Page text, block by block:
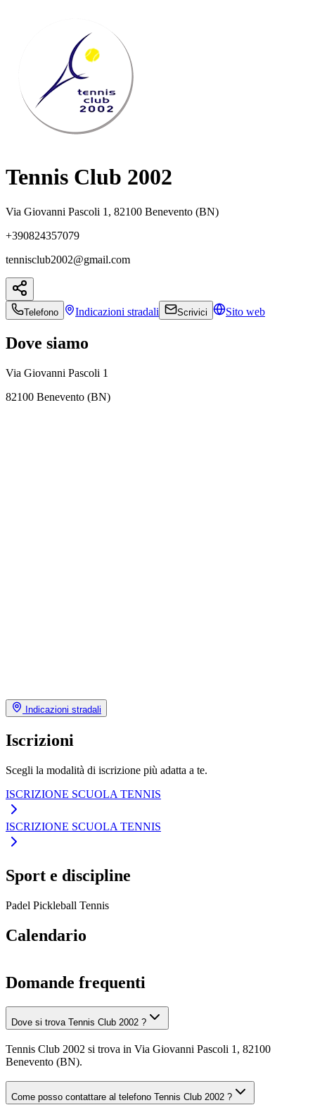
Tennis Club 2002
Via Giovanni Pascoli 1, 82100 Benevento (BN)
+390824357079
tennisclub2002@gmail.com
Telefono Indicazioni stradali Scrivici Sito web
Dove siamo
Via Giovanni Pascoli 1
82100 Benevento (BN)
Indicazioni stradali
Iscrizioni
Scegli la modalità di iscrizione più adatta a te.
ISCRIZIONE SCUOLA TENNIS
ISCRIZIONE SCUOLA TENNIS
Sport e discipline
Padel Pickleball Tennis
Calendario
Domande frequenti
Dove si trova Tennis Club 2002 ?
Tennis Club 2002 si trova in Via Giovanni Pascoli 1, 82100
Benevento (BN).
Come posso contattare al telefono Tennis Club 2002 ?